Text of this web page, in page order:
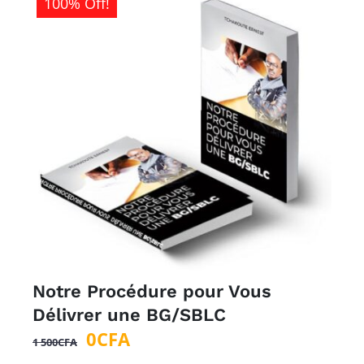
Notre Procédure pour Vous
Délivrer une BG/SBLC
1 500CFA
Le
0CFALe